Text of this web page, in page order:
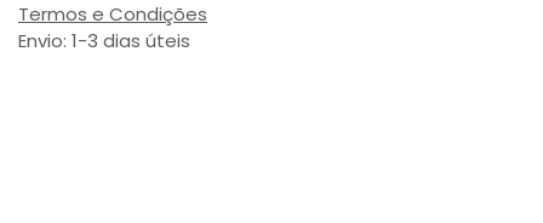
Termos e Condições
Envio: 1-3 dias úteis